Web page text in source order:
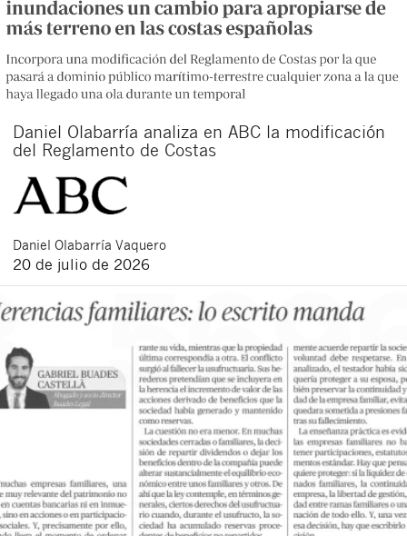
Daniel Olabarría analiza en ABC la modificación
del Reglamento de Costas
Daniel Olabarría Vaquero
20 de julio de 2026